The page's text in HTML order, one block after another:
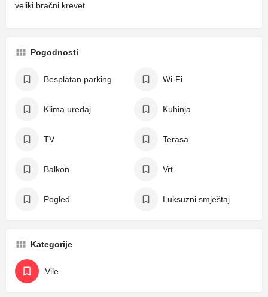
veliki bračni krevet
Pogodnosti
Besplatan parking Wi-Fi
Klima uređaj Kuhinja
TV Terasa
Balkon Vrt
Pogled Luksuzni smještaj
Kategorije
Vile